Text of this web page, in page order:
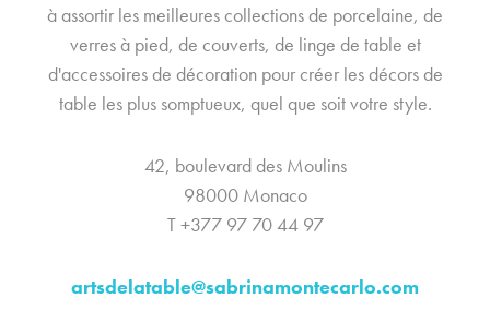
à assortir les meilleures collections de porcelaine, de
verres à pied, de couverts, de linge de table et
d'accessoires de décoration pour créer les décors de
table les plus somptueux, quel que soit votre style.
42, boulevard des Moulins
98000 Monaco
T +377 97 70 44 97
artsdelatable@sabrinamontecarlo.com